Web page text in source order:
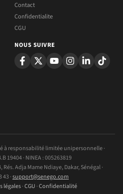
Contact
Confidentialite
CGU
NOUS SUIVRE
à responsabilité limitée unipersonnelle ·
19404 · NINEA : 005263819
Adja Mame Ndiaye, Dakar, Sénégal ·
43 ·support@senego.com
légales·CGU ·Confidentialité